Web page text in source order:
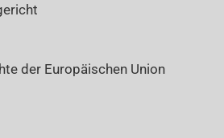
der Europäischen Union